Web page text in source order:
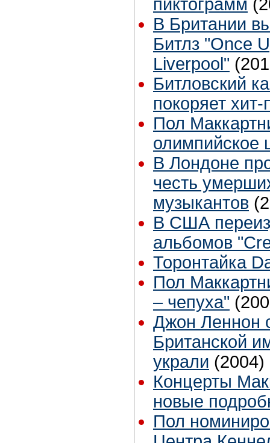
пиктограмм
В Британии
Битлз "Once
Liverpool"
Битловский
покоряет
Пол
олимпийское
В Лондоне
честь
музыкантов
В США
альбомов
Торонтайка
Пол
– чепуха"
Джон Леннон
Британской
украли (2004)
Концерты
новые
Пол